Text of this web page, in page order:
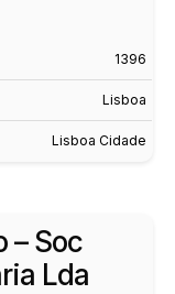
1396
Lisboa
Lisboa Cidade
– Soc
Lda